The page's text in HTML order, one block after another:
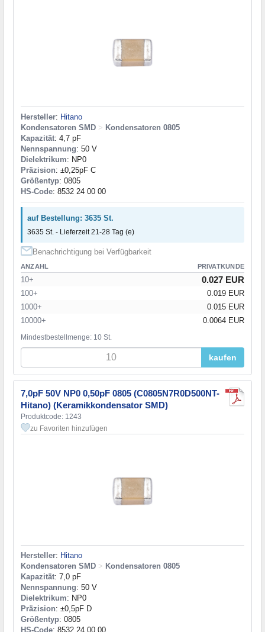
Hersteller: Hitano
Kondensatoren SMD > Kondensatoren 0805
Kapazität: 4,7 pF
Nennspannung: 50 V
Dielektrikum: NP0
Präzision: ±0,25pF C
Größentyp: 0805
HS-Code: 8532 24 00 00
auf Bestellung: 3635 St.
3635 St. - Lieferzeit 21-28 Tag (e)
Benachrichtigung bei Verfügbarkeit
ANZAHL PRIVATKUNDE
10+ 0.027 EUR
100+
0.019 EUR
1000+
0.015 EUR
10000+
0.0064 EUR
Mindestbestellmenge: 10 St.
kaufen
7,0pF 50V NP0 0,50pF 0805 (C0805N7R0D500NT-
Hitano) (Keramikkondensator SMD)
Produktcode: 1243
zu Favoriten hinzufügen
Hersteller: Hitano
Kondensatoren SMD > Kondensatoren 0805
Kapazität: 7,0 pF
Nennspannung: 50 V
Dielektrikum: NP0
Präzision: ±0,5pF D
Größentyp: 0805
HS-Code: 8532 24 00 00